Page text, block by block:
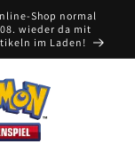
Shop normal
wieder da mit
im Laden!